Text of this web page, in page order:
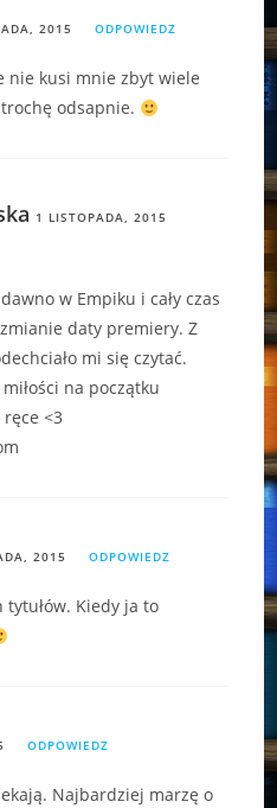
2015 ODPOWIEDZ
nie kusi mnie zbyt wiele
odsapnie.
1 LISTOPADA, 2015
w Empiku i cały czas
daty premiery. Z
mi się czytać.
na początku
<3
2015 ODPOWIEDZ
tytułów. Kiedy ja to
ODPOWIEDZ
Najbardziej marzę o